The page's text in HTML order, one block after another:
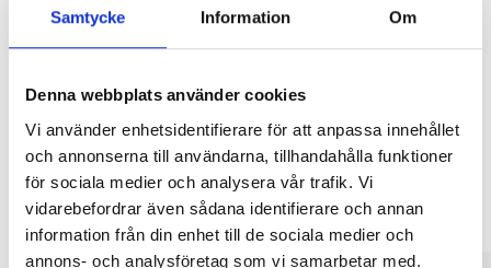
Samtycke Information Om
Denna webbplats använder cookies
Vi använder enhetsidentifierare för att anpassa innehållet
och annonserna till användarna, tillhandahålla funktioner
för sociala medier och analysera vår trafik. Vi
vidarebefordrar även sådana identifierare och annan
information från din enhet till de sociala medier och
annons- och analysföretag som vi samarbetar med.
Köp & Hämta i ditt varuhus inom 2 timmar! För mer information om
Andra kunder köpte också